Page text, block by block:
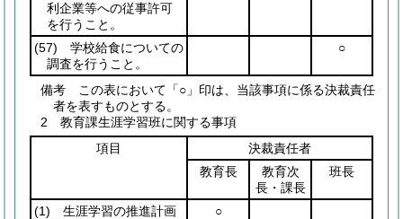
利企業等への従事許可
を行うこと。
(57) 学校給食についての
調査を行うこと。
○
備考 この表において「○」印は、当該事項に係る決裁責任
者を表すものとする。
2 教育課生涯学習班に関する事項
項目
決裁責任者
教育長
教育次
長・課長
班長
(1) 生涯学習の推進計画
○